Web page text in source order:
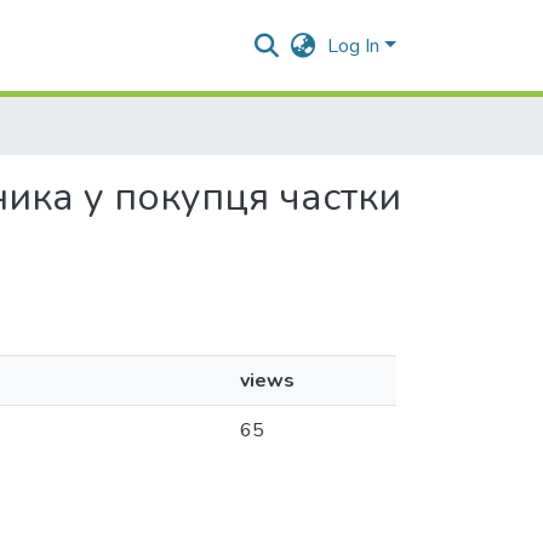
Log In
у покупця частки
views
65